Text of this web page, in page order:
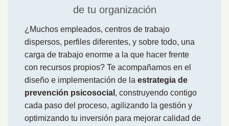
de tu organización
¿Muchos empleados, centros de trabajo
dispersos, perfiles diferentes, y sobre todo, una
carga de trabajo enorme a la que hacer frente
con recursos propios? Te acompañamos en el
diseño e implementación de laestrategia de
prevención psicosocial , construyendo contigo
cada paso del proceso, agilizando la gestión y
optimizando tu inversión para mejorar calidad de